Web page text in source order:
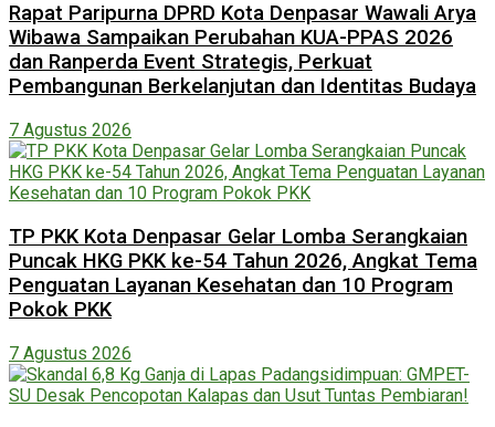
Rapat Paripurna DPRD Kota Denpasar Wawali Arya
Wibawa Sampaikan Perubahan KUA-PPAS 2026
dan Ranperda Event Strategis, Perkuat
Pembangunan Berkelanjutan dan Identitas Budaya
7 Agustus 2026
TP PKK Kota Denpasar Gelar Lomba Serangkaian
Puncak HKG PKK ke-54 Tahun 2026, Angkat Tema
Penguatan Layanan Kesehatan dan 10 Program
Pokok PKK
7 Agustus 2026